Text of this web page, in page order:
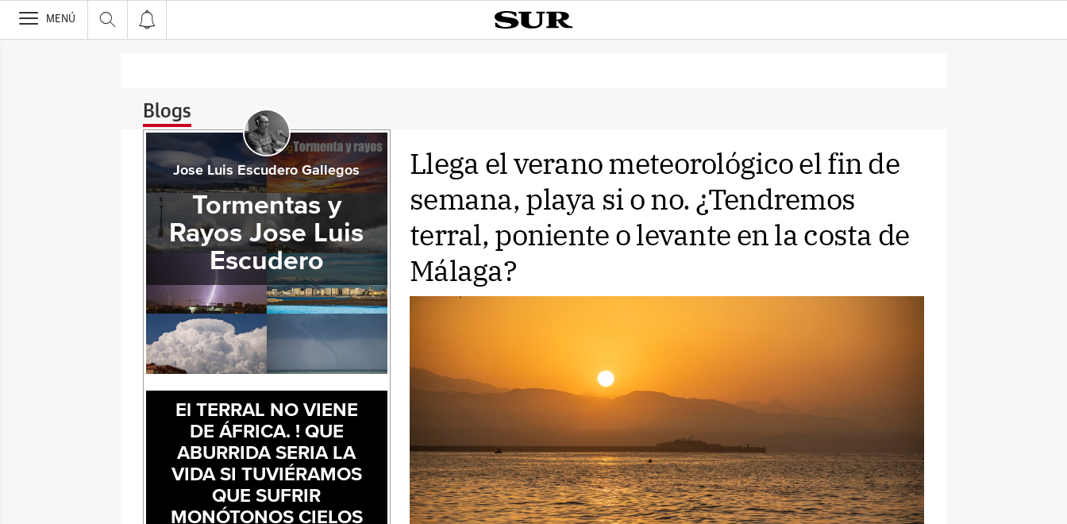
>
MENÚ
Blogs
Llega el verano meteorológico el fin de
semana, playa si o no. ¿Tendremos
terral, poniente o levante en la costa de
Málaga?
Jose Luis Escudero Gallegos
Tormentas y
Rayos Jose Luis
Escudero
El TERRAL NO VIENE
DE ÁFRICA. ! QUE
ABURRIDA SERIA LA
VIDA SI TUVIÉRAMOS
QUE SUFRIR
MONÓTONOS CIELOS